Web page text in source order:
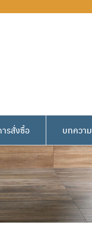
รสั่งซื้อ บทความ